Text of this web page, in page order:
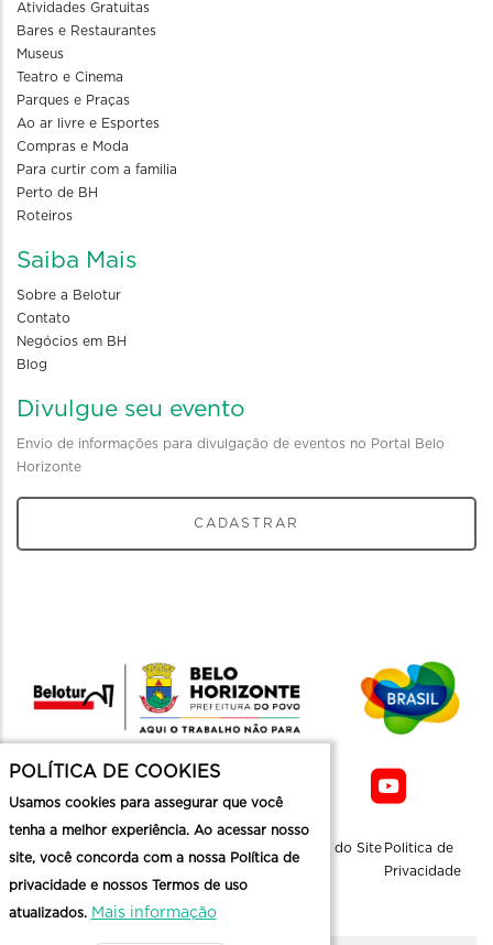
Atividades Gratuitas
Bares e Restaurantes
Museus
Teatro e Cinema
Parques e Praças
Ao ar livre e Esportes
Compras e Moda
Para curtir com a familia
Perto de BH
Roteiros
Saiba Mais
Sobre a Belotur
Contato
Negócios em BH
Blog
Divulgue seu evento
Envio de informações para divulgação de eventos no Portal Belo
Horizonte
CADASTRAR
Mapa do Site Politica de
Privacidade
POLÍTICA DE COOKIES
Usamos cookies para assegurar que você
tenha a melhor experiência. Ao acessar nosso
site, você concorda com a nossa Política de
privacidade e nossos Termos de uso
atualizados. Mais informação